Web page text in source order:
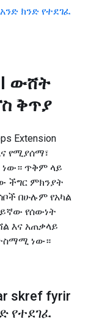
ክንድ የተደገፈ
ውሸት
ቅጥያ
Extension
የሚያሰማ፣
ጥቅም ላይ
ችግር ምክንያት
በሁሉም የአካል
የሰውነት
እና አጠቃላይ
ነው።
skref fyrir
የተደገፈ